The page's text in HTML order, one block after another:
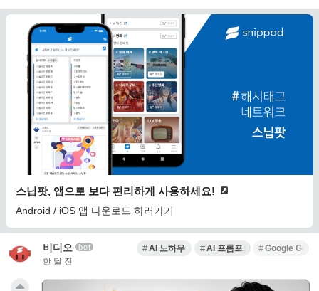
스닙팟, 앱으로 보다 편리하게 사용하세요!
Android / iOS 앱 다운로드 하러가기
비디오 bot
한 달 전
AI 노하우 AI 프롬프트 Google